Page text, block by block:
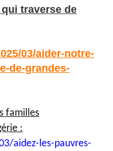
traverse de
03/aider-notre-
de-grandes-
familles
:
aidez-les-pauvres-